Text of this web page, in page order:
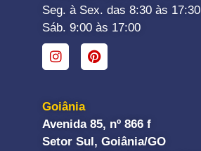
Seg. à Sex. das 8:30 às 17:30
Sáb. 9:00 às 17:00
Goiânia
Avenida 85, nº 866 f
Setor Sul, Goiânia/GO